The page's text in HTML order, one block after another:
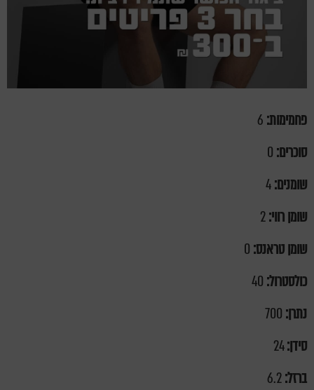
פחמימות: 6
סוכרים: 0
שומנים:4
שומן רווי:2
שומן טראנס: 0
כולסטרול: 40
נתרן: 700
סידן:24
ברזל:6.2